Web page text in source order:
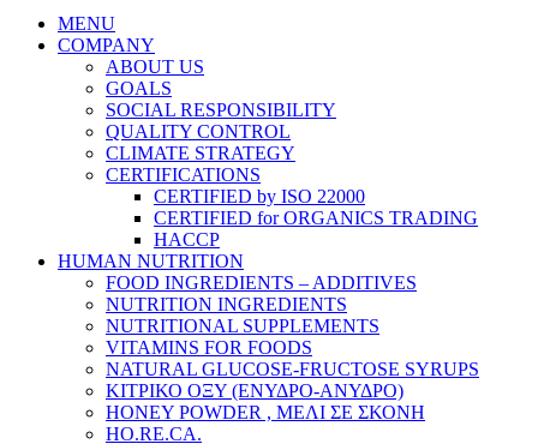
MENU
COMPANY
ABOUT US
GOALS
SOCIAL RESPONSIBILITY
QUALITY CONTROL
CLIMATE STRATEGY
CERTIFICATIONS
CERTIFIED by ISO 22000
CERTIFIED for ORGANICS TRADING
HACCP
HUMAN NUTRITION
FOOD INGREDIENTS – ADDITIVES
NUTRITION INGREDIENTS
NUTRITIONAL SUPPLEMENTS
VITAMINS FOR FOODS
NATURAL GLUCOSE-FRUCTOSE SYRUPS
ΚΙΤΡΙΚΟ ΟΞΥ (ΕΝΥΔΡΟ-ΑΝΥΔΡΟ)
HONEY POWDER , ΜΕΛΙ ΣΕ ΣΚΟΝΗ
HO.RE.CA.